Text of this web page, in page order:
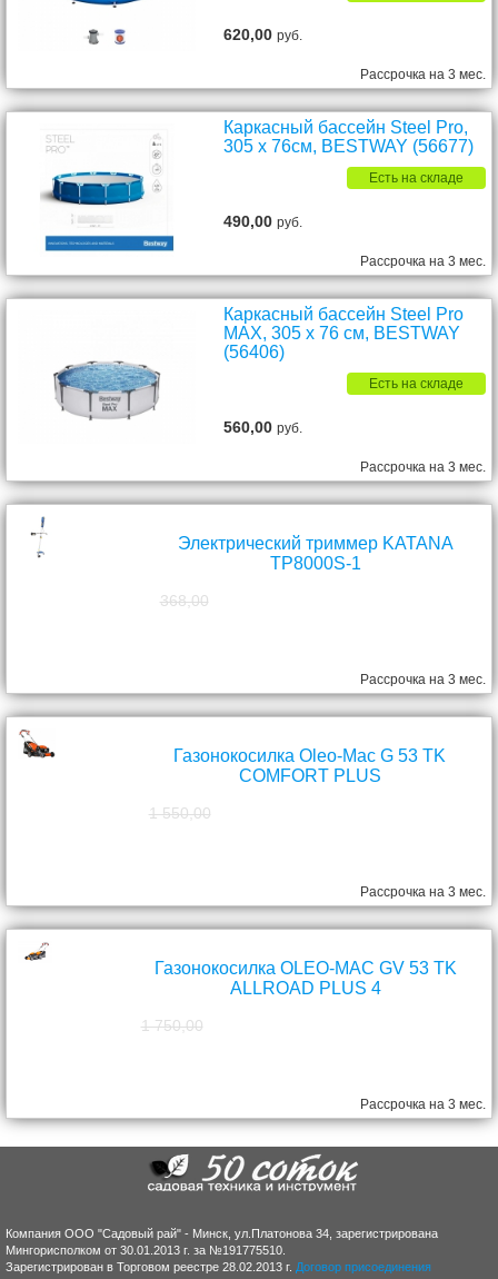
620,00руб.
Рассрочка на 3 мес.
Каркасный бассейн Steel Pro,
305 x 76см, BESTWAY (56677)
Есть на складе
490,00руб.
Рассрочка на 3 мес.
Каркасный бассейн Steel Pro
MAX, 305 х 76 см, BESTWAY
(56406)
Есть на складе
560,00руб.
Рассрочка на 3 мес.
Электрический триммер KATANA
TP8000S-1
368,00
Рассрочка на 3 мес.
Газонокосилка Oleo-Mac G 53 TK
COMFORT PLUS
1 550,00
Рассрочка на 3 мес.
Газонокосилка OLEO-MAC GV 53 TK
ALLROAD PLUS 4
1 750,00
Рассрочка на 3 мес.
Компания ООО "Садовый рай" - Минск, ул.Платонова 34, зарегистрирована
Мингорисполком от 30.01.2013 г. за №191775510.
Зарегистрирован в Торговом реестре 28.02.2013 г. Договор присоединения